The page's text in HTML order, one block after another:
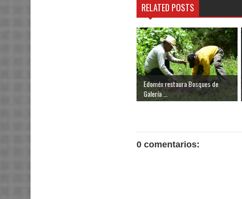
RELATED POSTS
Edoméx restaura Bosques de
Galería ...
0 comentarios: